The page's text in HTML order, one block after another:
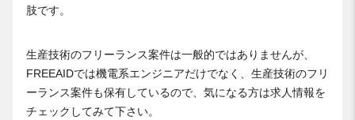
肢です。
生産技術のフリーランス案件は一般的ではありませんが、
FREEAIDでは機電系エンジニアだけでなく、生産技術のフリ
ーランス案件も保有しているので、気になる方は求人情報を
チェックしてみて下さい。